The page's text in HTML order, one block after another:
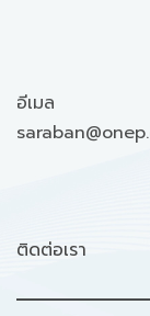
อีเมล
ติดต่อเรา